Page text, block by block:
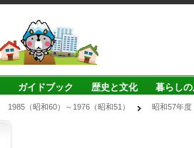
ガイドブック 歴史と文化 暮らし
1985（昭和60）～1976（昭和51） 昭和57年度